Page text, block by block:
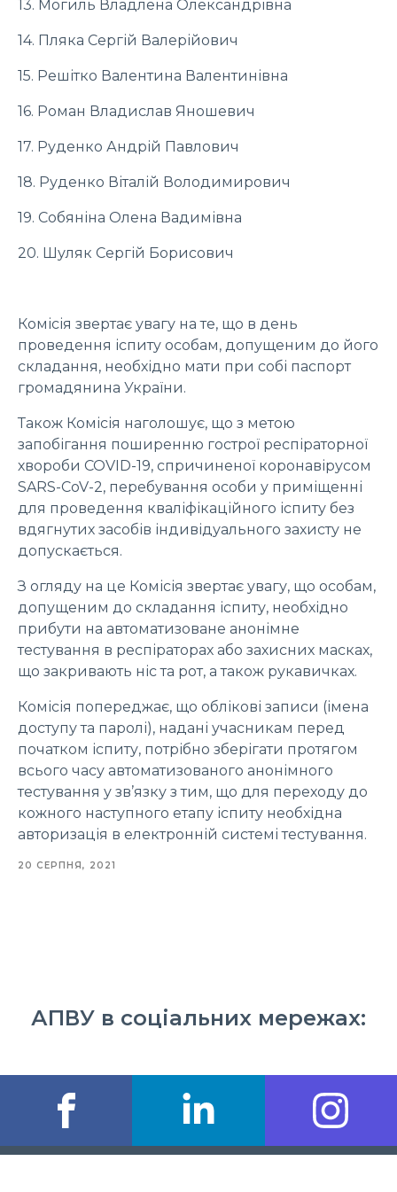
13. Могиль Владлена Олександрівна
14. Пляка Сергій Валерійович
15. Решітко Валентина Валентинівна
16. Роман Владислав Яношевич
17. Руденко Андрій Павлович
18. Руденко Віталій Володимирович
19. Собяніна Олена Вадимівна
20. Шуляк Сергій Борисович
Комісія звертає увагу на те, що в день
проведення іспиту особам, допущеним до його
складання, необхідно мати при собі паспорт
громадянина України.
Також Комісія наголошує, що з метою
запобігання поширенню гострої респіраторної
хвороби COVID-19, спричиненої коронавірусом
SARS-CoV-2, перебування особи у приміщенні
для проведення кваліфікаційного іспиту без
вдягнутих засобів індивідуального захисту не
допускається.
З огляду на це Комісія звертає увагу, що особам,
допущеним до складання іспиту, необхідно
прибути на автоматизоване анонімне
тестування в респіраторах або захисних масках,
що закривають ніс та рот, а також рукавичках.
Комісія попереджає, що облікові записи (імена
доступу та паролі), надані учасникам перед
початком іспиту, потрібно зберігати протягом
всього часу автоматизованого анонімного
тестування у зв’язку з тим, що для переходу до
кожного наступного етапу іспиту необхідна
авторизація в електронній системі тестування.
20 СЕРПНЯ, 2021
АПВУ в соціальних мережах: